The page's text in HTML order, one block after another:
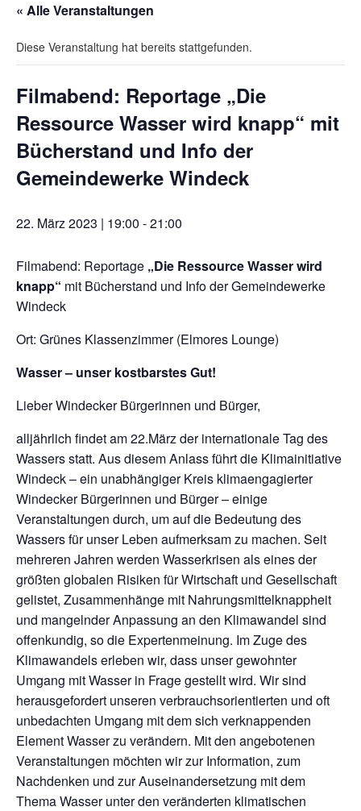
« Alle Veranstaltungen
Diese Veranstaltung hat bereits stattgefunden.
Filmabend: Reportage „Die
Ressource Wasser wird knapp“ mit
Bücherstand und Info der
Gemeindewerke Windeck
22. März 2023 | 19:00 -21:00
Filmabend: Reportage „Die Ressource Wasser wird
knapp“ mit Bücherstand und Info der Gemeindewerke
Windeck
Ort: Grünes Klassenzimmer (Elmores Lounge)
Wasser – unser kostbarstes Gut!
Lieber Windecker Bürgerinnen und Bürger,
alljährlich findet am 22.März der internationale Tag des
Wassers statt. Aus diesem Anlass führt die Klimainitiative
Windeck – ein unabhängiger Kreis klimaengagierter
Windecker Bürgerinnen und Bürger – einige
Veranstaltungen durch, um auf die Bedeutung des
Wassers für unser Leben aufmerksam zu machen. Seit
mehreren Jahren werden Wasserkrisen als eines der
größten globalen Risiken für Wirtschaft und Gesellschaft
gelistet, Zusammenhänge mit Nahrungsmittelknappheit
und mangelnder Anpassung an den Klimawandel sind
offenkundig, so die Expertenmeinung. Im Zuge des
Klimawandels erleben wir, dass unser gewohnter
Umgang mit Wasser in Frage gestellt wird. Wir sind
herausgefordert unseren verbrauchsorientierten und oft
unbedachten Umgang mit dem sich verknappenden
Element Wasser zu verändern. Mit den angebotenen
Veranstaltungen möchten wir zur Information, zum
Nachdenken und zur Auseinandersetzung mit dem
Thema Wasser unter den veränderten klimatischen